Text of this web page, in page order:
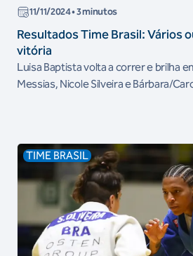
11/11/2024• 3 minutos
Resultados Time Brasil: Vários
vitória
Luisa Baptista volta a correr e brilha
Messias, Nicole Silveira e Bárbara/
TIME BRASIL